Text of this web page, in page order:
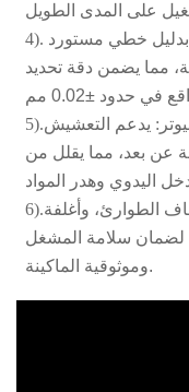
خطي مستورد
مما يضمن دقة تحديد
يدعم التعشيش
عن بعد، مما يقلل من
الطوارئ، وأغلفة
لضمان سلامة المشغل
وموثوقية الماكينة.